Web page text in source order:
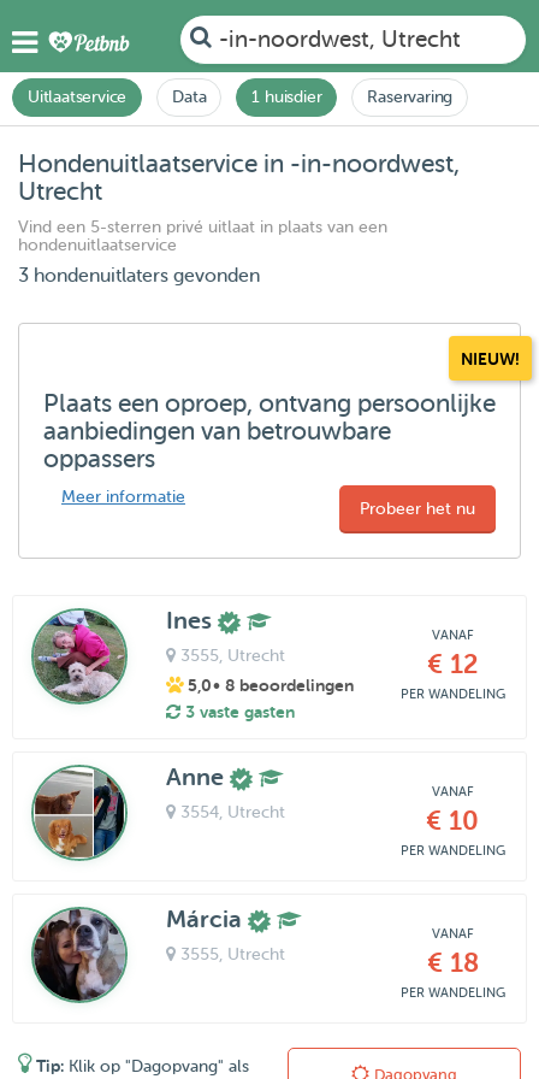
-in-noordwest, Utrecht
Uitlaatservice Data 1 huisdier Raservaring
Hondenuitlaatservice in -in-noordwest,
Utrecht
Vind een 5-sterren privé uitlaat in plaats van een
hondenuitlaatservice
3 hondenuitlaters gevonden
NIEUW!
Plaats een oproep, ontvang persoonlijke
aanbiedingen van betrouwbare
oppassers
Meer informatie
Probeer het nu
Ines
3555, Utrecht
5,0• 8 beoordelingen
3 vaste gasten
VANAF
€ 12
PER WANDELING
Anne
3554, Utrecht
VANAF
€ 10
PER WANDELING
Márcia
3555, Utrecht
VANAF
€ 18
PER WANDELING
Tip: Klik op "Dagopvang" als Dagopvang